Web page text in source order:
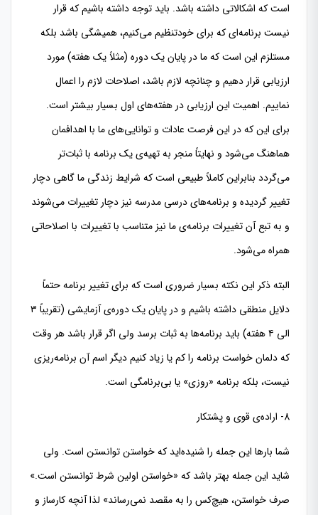
است که اشکالاتی داشته باشد. باید توجه داشته باشیم که قرار
نیست برنامه‌ای که برای خودتنظیم می‌کنیم، همیشگی باشد بلکه
مستلزم این است که ما در پایان یک دوره (مثلاً یک هفته) مورد
ارزیابی قرار دهیم و چنانچه لازم باشد، اصلاحات لازم را اعمال
نماییم. اهمیت این ارزیابی در هفته‌های اول بسیار بیشتر است.
برای این که در این فرصت عادات و توانایی‌های ما با اهدافمان
هماهنگ می‌شود و نهايتاً منجر به تهیه‌ی یک برنامه با ثبات‌تر
می‌گردد بنابراین کاملاً طبیعی است که شرایط زندگی ما گاهی دچار
تغییر گردیده و برنامه‌های درسی مدرسه نیز دچار تغییرات می‌شوند
و به تبع آن تغییرات برنامه‌ی ما نیز متناسب با تغییرات با اصلاحاتی
همراه می‌شود.
البته ذکر این نکته بسیار ضروری است که برای تغییر برنامه حتماً
دلايل منطقی داشته باشیم و در پایان یک دوره‌ی آزمایشی (تقريباً ٣
الى ٤ هفته) باید برنامه‌ها به ثبات برسد ولی اگر قرار باشد هر وقت
که دلمان خواست برنامه را کم یا زیاد کنیم دیگر اسم آن برنامه‌ریزی
نیست، بلکه برنامه «روزی» یا بی‌برنامگی است.
8- اراده‌ی قوی و پشتکار
شما بارها این جمله را شنیده‌اید که خواستن توانستن است. ولی
شاید این جمله بهتر باشد که «خواستن اولین شرط توانستن است.»
صرف خواستن، هیچ‌کس را به مقصد نمی‌رساند» لذا آنچه کارساز و